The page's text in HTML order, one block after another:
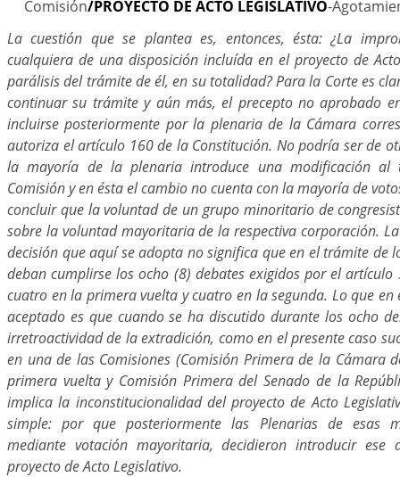
Comisión/PROYECTO DE ACTO LEGISLATIVO-
La cuestión que se plantea es, entonces, ésta: ¿La
cualquiera de una disposición incluída en el proyecto de
parálisis del trámite de él, en su totalidad? Para la Corte es
continuar su trámite y aún más, el precepto no aprobado
incluirse posteriormente por la plenaria de la Cámara
autoriza el artículo 160 de la Constitución. No podría ser de
la mayoría de la plenaria introduce una modificación al
Comisión y en ésta el cambio no cuenta con la mayoría de
concluir que la voluntad de un grupo minoritario de
sobre la voluntad mayoritaria de la respectiva corporación.
decisión que aquí se adopta no significa que en el trámite de
deban cumplirse los ocho (8) debates exigidos por el artículo
cuatro en la primera vuelta y cuatro en la segunda. Lo que
aceptado es que cuando se ha discutido durante los ocho
irretroactividad de la extradición, como en el presente caso
en una de las Comisiones (Comisión Primera de la Cámara
primera vuelta y Comisión Primera del Senado de la
implica la inconstitucionalidad del proyecto de Acto
simple: por que posteriormente las Plenarias de esas
mediante votación mayoritaria, decidieron introducir ese
proyecto de Acto Legislativo.